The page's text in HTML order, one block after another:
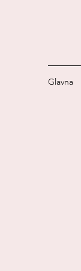
Glavna